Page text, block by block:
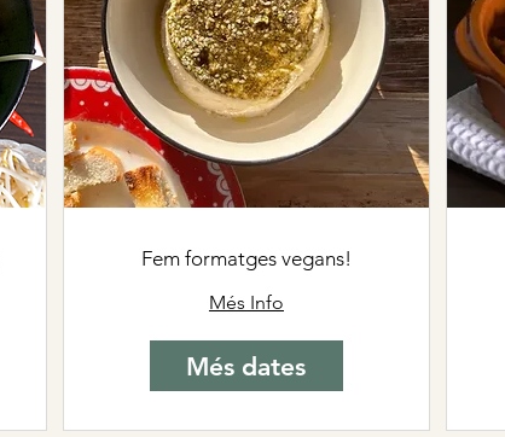
Fem formatges vegans!
Més Info
Més dates